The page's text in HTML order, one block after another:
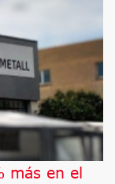
más en el